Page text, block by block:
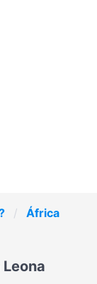
África